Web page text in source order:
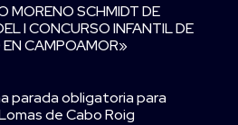
MORENO SCHMIDT DE
I CONCURSO INFANTIL DE
CAMPOAMOR»
parada obligatoria para
de Cabo Roig